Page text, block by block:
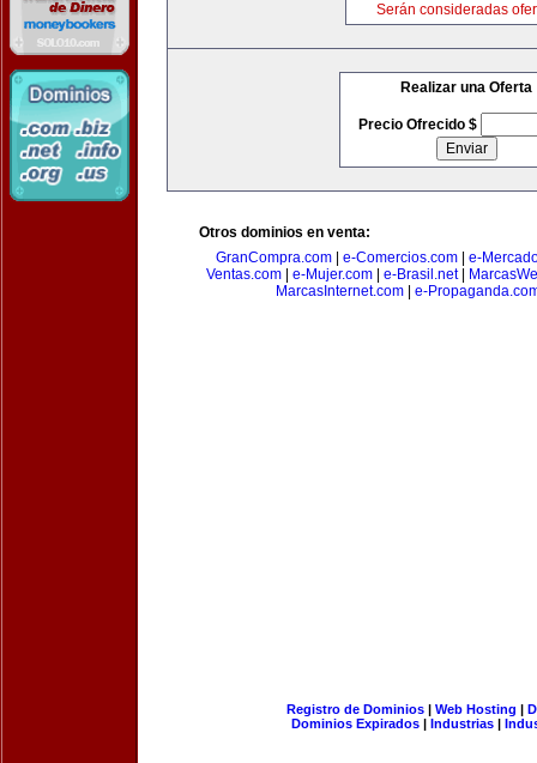
Serán consideradas
Realizar una Oferta
Precio Ofrecido $
Otros dominios en venta:
GranCompra.com
e-Comercios.com
e-
Ventas.com| e-Mujer.com| e-Brasil.net|
MarcasInternet.com
e-
Registro de Dominios| Web Hosting |
Dominios Expirados | Industrias |